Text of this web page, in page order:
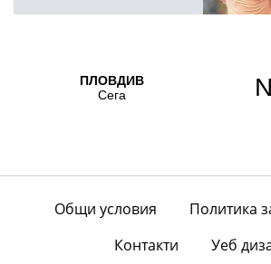
Общи условия
Политика
Контакти
Уеб